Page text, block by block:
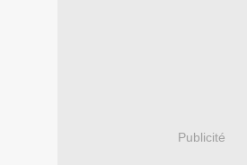
Publicité